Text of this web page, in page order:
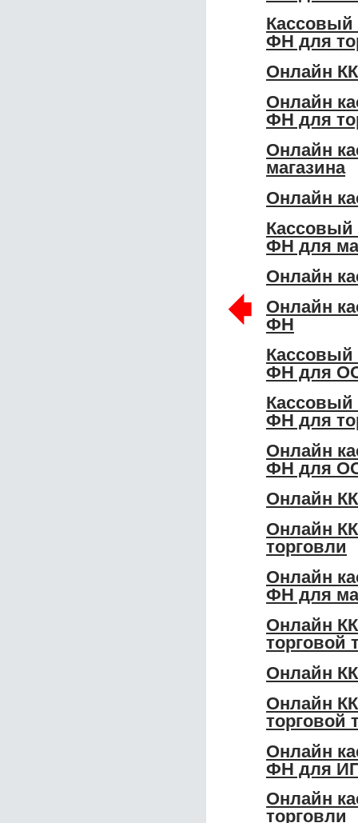
ФН для
Онлайн
Онлайн
ФН для
Онлайн
магазина
Онлайн
ФН для
Онлайн
Онлайн
ФН
ФН для
ФН для
Онлайн
ФН для
Онлайн
Онлайн
торговли
Онлайн
ФН для
Онлайн
торговой
Онлайн
Онлайн
торговой
Онлайн
ФН для
Онлайн
торговли
🠸